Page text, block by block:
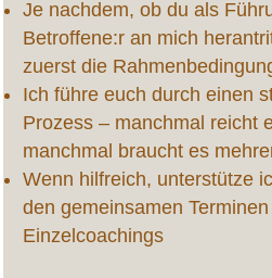
Je nachdem, ob du als
Betroffene:r an mich
zuerst die
Ich führe euch durch einen
Prozess – manchmal reicht
manchmal braucht es
Wenn hilfreich, unterstütze
den gemeinsamen
Einzelcoachings